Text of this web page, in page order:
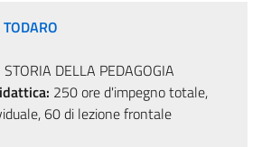
DELLA PEDAGOGIA
250 ore d'impegno totale,
60 di lezione frontale